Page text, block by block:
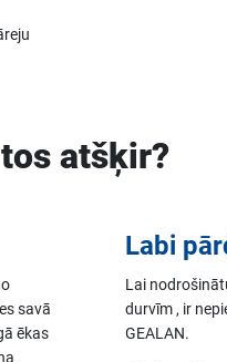
atšķir?
savā
ēkas
Labi
Lai
durvīm , ir
GEALAN.